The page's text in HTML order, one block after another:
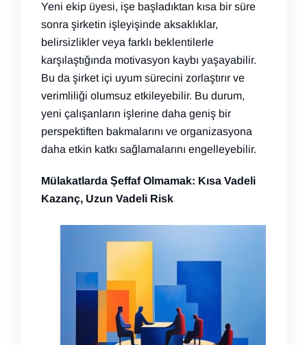
Yeni ekip üyesi, işe başladıktan kısa bir süre
sonra şirketin işleyişinde aksaklıklar,
belirsizlikler veya farklı beklentilerle
karşılaştığında motivasyon kaybı yaşayabilir.
Bu da şirket içi uyum sürecini zorlaştırır ve
verimliliği olumsuz etkileyebilir. Bu durum,
yeni çalışanların işlerine daha geniş bir
perspektiften bakmalarını ve organizasyona
daha etkin katkı sağlamalarını engelleyebilir.
Mülakatlarda Şeffaf Olmamak: Kısa Vadeli
Kazanç, Uzun Vadeli Risk